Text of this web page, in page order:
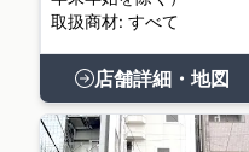
取扱商材: すべて
店舗詳細・地図